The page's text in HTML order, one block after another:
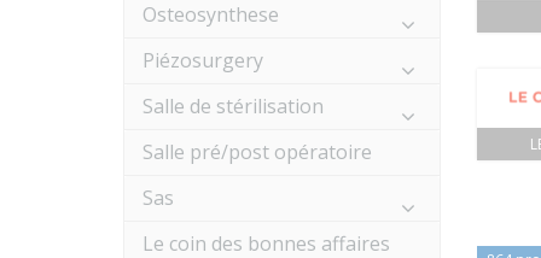
Osteosynthese
Piézosurgery
Salle de stérilisation
Salle pré/post opératoire
Sas
Le coin des bonnes affaires